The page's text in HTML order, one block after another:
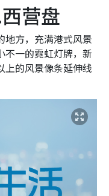
营盘
地方，充满港式风景
不一的霓虹灯牌，新
上的风景像条延伸线